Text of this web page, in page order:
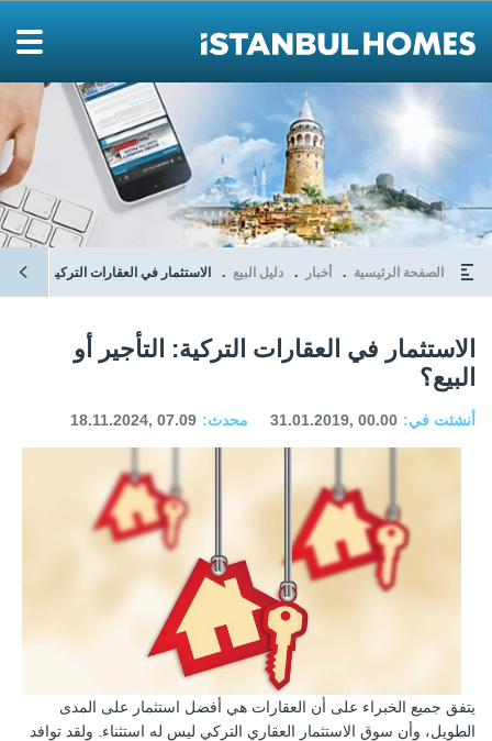
الصفحة الرئيسية أخبار دليل البيع الاستثمار في العقارات التركية: التأجير
الاستثمار في العقارات التركية: التأجير أو
البيع؟
أنشئت في: 31.01.2019, 00.00 محدث: 18.11.2024, 07.09
يتفق جميع الخبراء على أن العقارات هي أفضل استثمار على المدى
الطويل، وأن سوق الاستثمار العقاري التركي ليس له استثناء. ولقد توافد